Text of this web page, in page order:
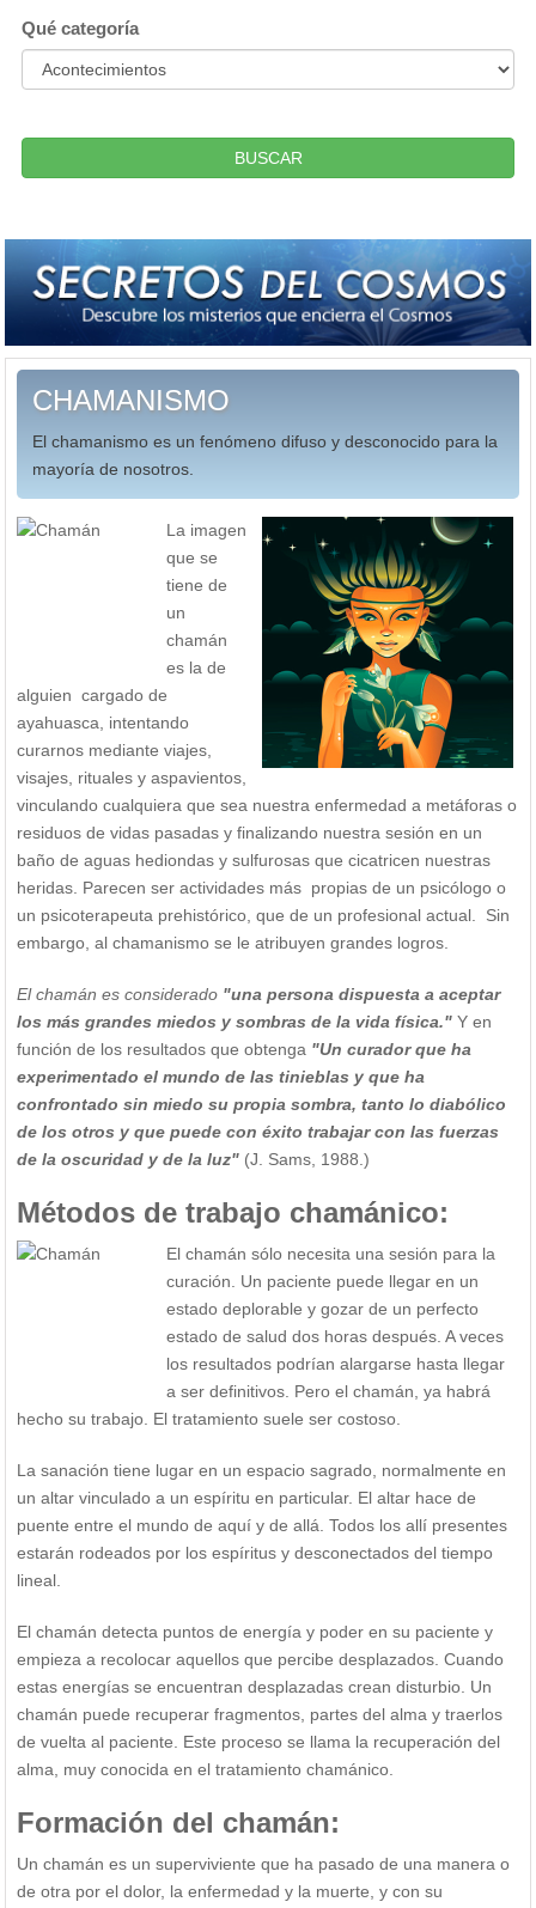
Qué categoría
BUSCAR
CHAMANISMO
El chamanismo es un fenómeno difuso y desconocido para la
mayoría de nosotros.
La imagen
que se
tiene de
un
chamán
es la de
alguien cargado de
ayahuasca, intentando
curarnos mediante viajes,
visajes, rituales y aspavientos,
vinculando cualquiera que sea nuestra enfermedad a metáforas o
residuos de vidas pasadas y finalizando nuestra sesión en un
baño de aguas hediondas y sulfurosas que cicatricen nuestras
heridas. Parecen ser actividades más propias de un psicólogo o
un psicoterapeuta prehistórico, que de un profesional actual. Sin
embargo, al chamanismo se le atribuyen grandes logros.
El chamán es considerado "una persona dispuesta a aceptar
los más grandes miedos y sombras de la vida física."Y en
función de los resultados que obtenga "Un curador que ha
experimentado el mundo de las tinieblas y que ha
confrontado sin miedo su propia sombra, tanto lo diabólico
de los otros y que puede con éxito trabajar con las fuerzas
de la oscuridad y de la luz" (J. Sams, 1988.)
Métodos de trabajo chamánico:
El chamán sólo necesita una sesión para la
curación. Un paciente puede llegar en un
estado deplorable y gozar de un perfecto
estado de salud dos horas después. A veces
los resultados podrían alargarse hasta llegar
a ser definitivos. Pero el chamán, ya habrá
hecho su trabajo. El tratamiento suele ser costoso.
La sanación tiene lugar en un espacio sagrado, normalmente en
un altar vinculado a un espíritu en particular. El altar hace de
puente entre el mundo de aquí y de allá. Todos los allí presentes
estarán rodeados por los espíritus y desconectados del tiempo
lineal.
El chamán detecta puntos de energía y poder en su paciente y
empieza a recolocar aquellos que percibe desplazados. Cuando
estas energías se encuentran desplazadas crean disturbio. Un
chamán puede recuperar fragmentos, partes del alma y traerlos
de vuelta al paciente. Este proceso se llama la recuperación del
alma, muy conocida en el tratamiento chamánico.
Formación del chamán:
Un chamán es un superviviente que ha pasado de una manera o
de otra por el dolor, la enfermedad y la muerte, y con su